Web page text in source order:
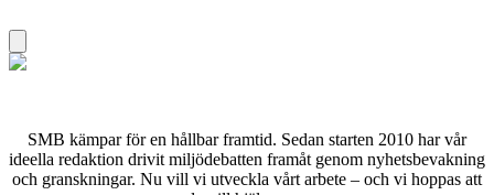
SMB kämpar för en hållbar framtid. Sedan starten 2010 har vår
ideella redaktion drivit miljödebatten framåt genom nyhetsbevakning
och granskningar. Nu vill vi utveckla vårt arbete – och vi hoppas att